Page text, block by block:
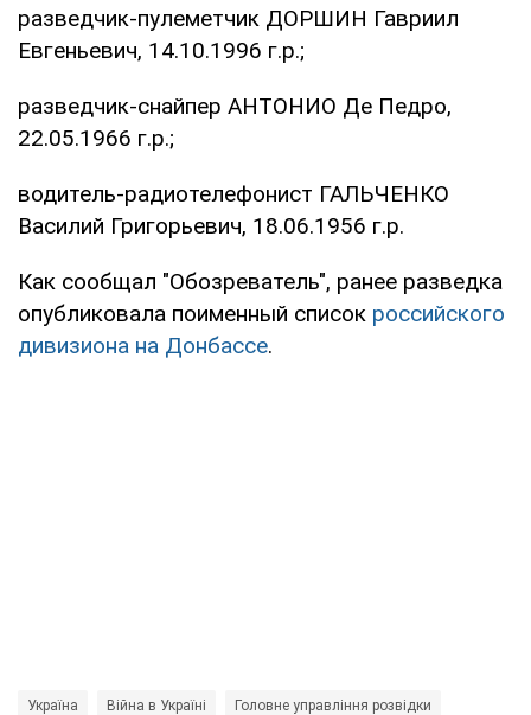
разведчик-пулеметчик ДОРШИН Гавриил
Евгеньевич, 14.10.1996 г.р.;
разведчик-снайпер АНТОНИО Де Педро,
22.05.1966 г.р.;
водитель-радиотелефонист ГАЛЬЧЕНКО
Василий Григорьевич, 18.06.1956 г.р.
Как сообщал "Обозреватель", ранее разведка
опубликовала поименный список российского
дивизиона на Донбассе.
Україна Війна в Україні Головне управління розвідки